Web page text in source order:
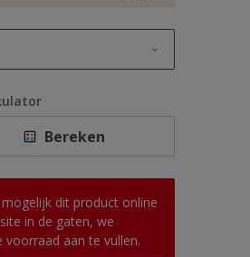
Bereken
dit product online
in de gaten, we
aan te vullen.